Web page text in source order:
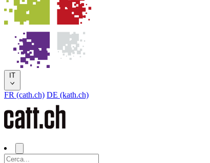
IT
FR (cath.ch) DE (kath.ch)